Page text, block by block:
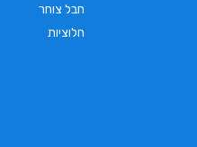
חבל צוחר
חלוציות